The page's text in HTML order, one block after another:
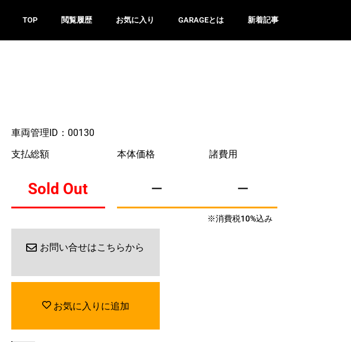
TOP 閲覧履歴 お気に入り GARAGEとは 新着記事
車両管理ID：00130
支払総額
Sold Out
本体価格
ー
諸費用
ー
※消費税10%込み
お問い合せはこちらから
お気に入りに追加